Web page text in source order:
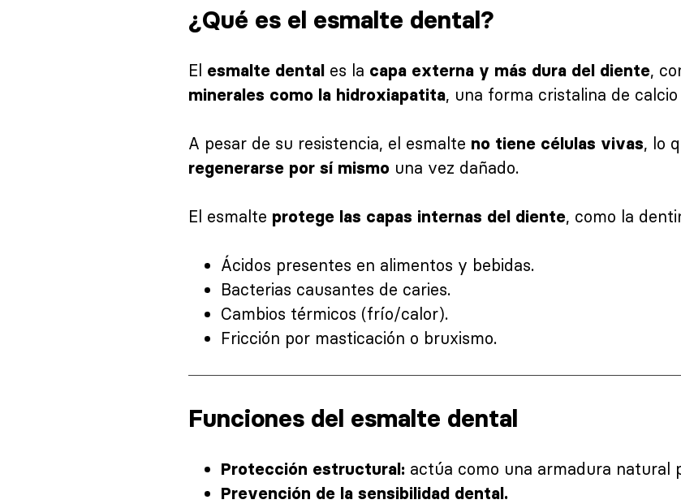
¿Qué es el esmalte dental?
El esmalte dental es la capa externa y más dura del diente,
minerales como la hidroxiapatita, una forma cristalina de
A pesar de su resistencia, el esmalte no tiene células vivas, lo
regenerarse por sí mismo una vez dañado.
El esmalte protege las capas internas del diente, como la
Ácidos presentes en alimentos y bebidas.
Bacterias causantes de caries.
Cambios térmicos (frío/calor).
Fricción por masticación o bruxismo.
Funciones del esmalte dental
Protección estructural: actúa como una armadura natural
Prevención de la sensibilidad dental.